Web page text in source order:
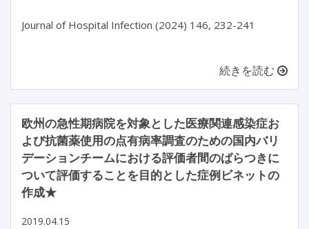
Journal of Hospital Infection (2024) 146, 232-241
続きを読む
欧州の急性期病院を対象とした医療関連感染症お
よび抗菌薬使用の点有病率調査のための国内バリ
デーションチームにおける評価者間のばらつきに
ついて評価することを目的とした症例ビネットの
作成★
2019.04.15